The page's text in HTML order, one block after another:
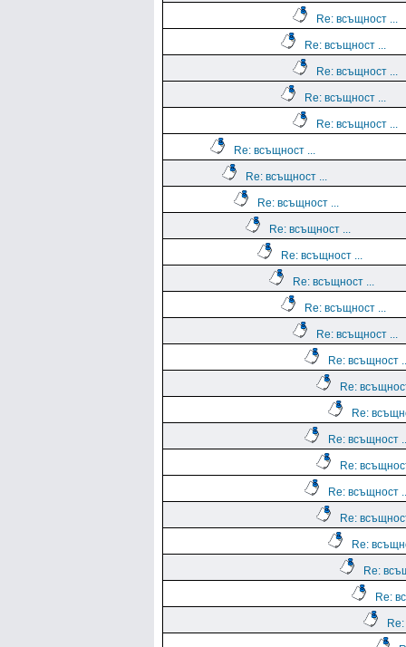
Re: всъщност ...
Re: всъщност ...
Re: всъщност ...
Re: всъщност ...
Re: всъщност ...
Re: всъщност ...
Re: всъщност ...
Re: всъщност ...
Re: всъщност ...
Re: всъщност ...
Re: всъщност ...
Re: всъщност ...
Re: всъщност ...
Re: всъщност
Re:
Re:
Re: всъщност
Re:
Re: всъщност
Re:
Re:
Re:
Re: